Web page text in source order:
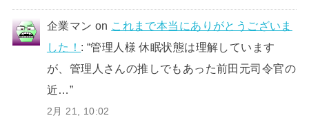
企業マン on これまで本当にありがとうございま
した！ : “管理人様 休眠状態は理解しています
が、管理人さんの推しでもあった前田元司令官の
近…”
2月 21, 10:02